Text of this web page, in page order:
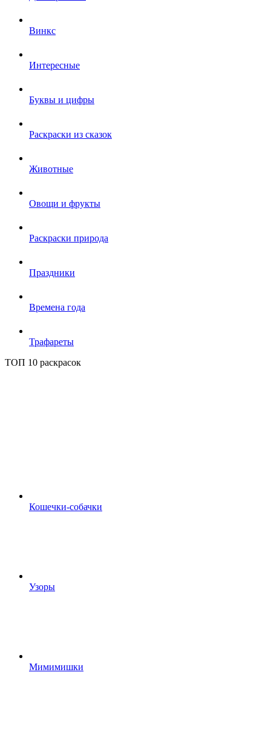
Винкс
Интересные
Буквы и цифры
Раскраски из сказок
Животные
Овощи и фрукты
Раскраски природа
Праздники
Времена года
Трафареты
ТОП 10 раскрасок
Кошечки-собачки
Узоры
Мимимишки